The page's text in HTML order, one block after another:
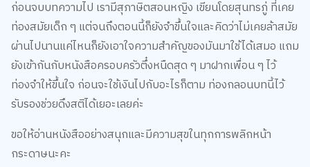
ผ่านไปนานแค่ไหนก็ยังเอาใจความสำคัญของมันมาใช้ได้เสมอ แถม
ยังเข้ากันกับหนังสือครอบครัวตึ๋งหนืดสุด ๆ มาฝากเพื่อน ๆ ไว้
ท่องจำให้ขึ้นใจ ก่อนจะใช้เงินไปกับอะไรก็ตาม ท่องกลอนบทนี้ไว้
รับรองช่วยดึงสติได้เยอะเลยค่ะ
ขอให้อ่านหนังสืออย่างสนุกและมีความสุขในทุกการพลิกหน้า
“มีสลึงพึงบรรจบให้ครบบาท